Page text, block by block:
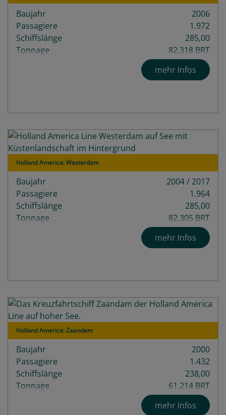
Baujahr
2006
Passagiere
1.972
Schiffslänge
285,00
Tonnage
82.318 BRT
mehr Infos
Holland America: Westerdam
Baujahr
2004 / 2017
Passagiere
1.964
Schiffslänge
285,00
Tonnage
82.305 BRT
mehr Infos
Holland America: Zaandam
Baujahr
2000
Passagiere
1.432
Schiffslänge
238,00
Tonnage
61.214 BRT
mehr Infos